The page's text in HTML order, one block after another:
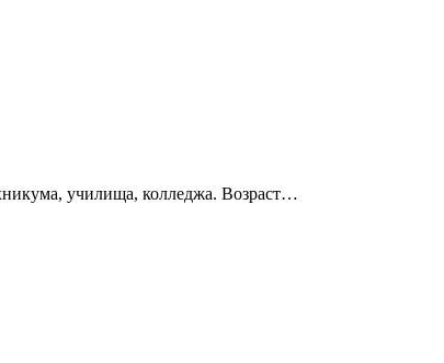
училища, колледжа. Возраст…